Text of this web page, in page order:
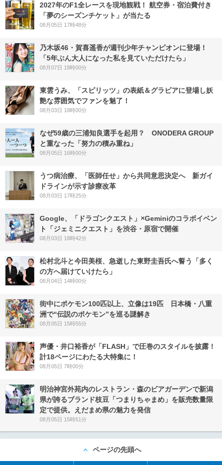
2027年のF1全レースを現地観戦！ 航空券・宿泊費付き
「夢のシーズンチケット」が当たる
08月05日 17時48分
乃木坂46・賀喜遥香が週刊少年チャンピオンに登場！
「5年ぶん大人になった私を見ていただけたら」
08月07日 18時00分
東雲うみ、「スピリッツ」の表紙＆グラビアに登場し妖
艶な雰囲気でファンを魅了！
08月03日 18時00分
なぜ59歳の三浦知良選手を起用？ ONODERA GROUP
と重なった「努力の積み重ね」
08月05日 16時00分
うつ病治療、「医師任せ」から共同意思決定へ 新ガイ
ドラインが示す診療改革
08月03日 17時25分
Google、「ドラゴンクエスト」×Geminiのコラボイベン
ト「ジェミニクエスト」を渋谷・原宿で開催
08月03日 18時42分
松村北斗と今田美桜、急逝した東野圭吾氏へ誓う「多く
の方へ届けていけたら」
08月04日 14時00分
街中にポケモン100匹以上、立像は19匹 日本橋・八重
洲で“伝説のポケモン”を巡る謎解き
08月05日 15時55分
声優・井口裕香が「FLASH」で圧巻のスタイルを披露！
計18ページにわたる大特集に！
08月05日 7時00分
明治神宮外苑内のレストラン・森のビアガーデンで新潟
県が誇るブランド枝豆「つまりちゃまめ」を販売数量限
定で提供。えだまめ県の魅力を発信
08月05日 15時51分
ページの先頭へ